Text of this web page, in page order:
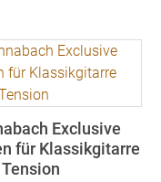
Exclusive
für Klassikgitarre